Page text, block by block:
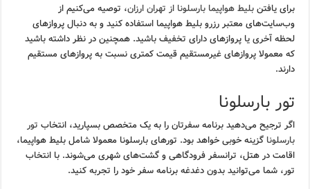
برای یافتنبلیط هواپیما بارسلونا از تهران ارزان، توصیه می‌کنیم از
وب‌سایت‌های معتبر رزرو بلیط هواپیما استفاده کنید و به دنبال پروازهای
لحظه آخری یا پروازهای دارای تخفیف باشید. همچنین در نظر داشته باشید
که معمولا پروازهای غیرمستقیم قیمت کمتری نسبت به پروازهای مستقیم
دارند.
تور بارسلونا
اگر ترجیح می‌دهید برنامه سفرتان را به یک متخصص بسپارید، انتخاب تور
بارسلونا گزینه خوبی خواهد بود. تورهای بارسلونا معمولا شامل بلیط هواپیما،
اقامت در هتل، ترانسفر فرودگاهی و گشت‌های شهری می‌شوند. با انتخاب
تور، شما می‌توانید بدون دغدغه برنامه سفر خود را تجربه کنید.